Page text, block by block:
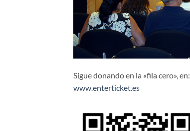
Sigue donando en la «fila cero», en:
www.enterticket.es